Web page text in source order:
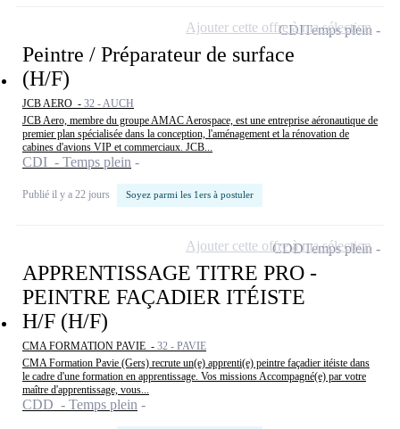
Peintre / Préparateur de surface
(H/F)
JCB AERO - 32 - AUCH
JCB Aero, membre du groupe AMAC Aerospace, est une entreprise aéronautique de
premier plan spécialisée dans la conception, l'aménagement et la rénovation de
cabines d'avions VIP et commerciaux. JCB...
CDI - Temps plein
Publié il y a 22 jours Soyez parmi les 1ers à postuler
CDITemps plein
Ajouter cette offre à ma sélection
APPRENTISSAGE TITRE PRO -
PEINTRE FAÇADIER ITÉISTE
H/F (H/F)
CMA FORMATION PAVIE - 32 - PAVIE
CMA Formation Pavie (Gers) recrute un(e) apprenti(e) peintre façadier itéiste dans
le cadre d'une formation en apprentissage. Vos missions Accompagné(e) par votre
maître d'apprentissage, vous...
CDD - Temps plein
CDDTemps plein
Ajouter cette offre à ma sélection